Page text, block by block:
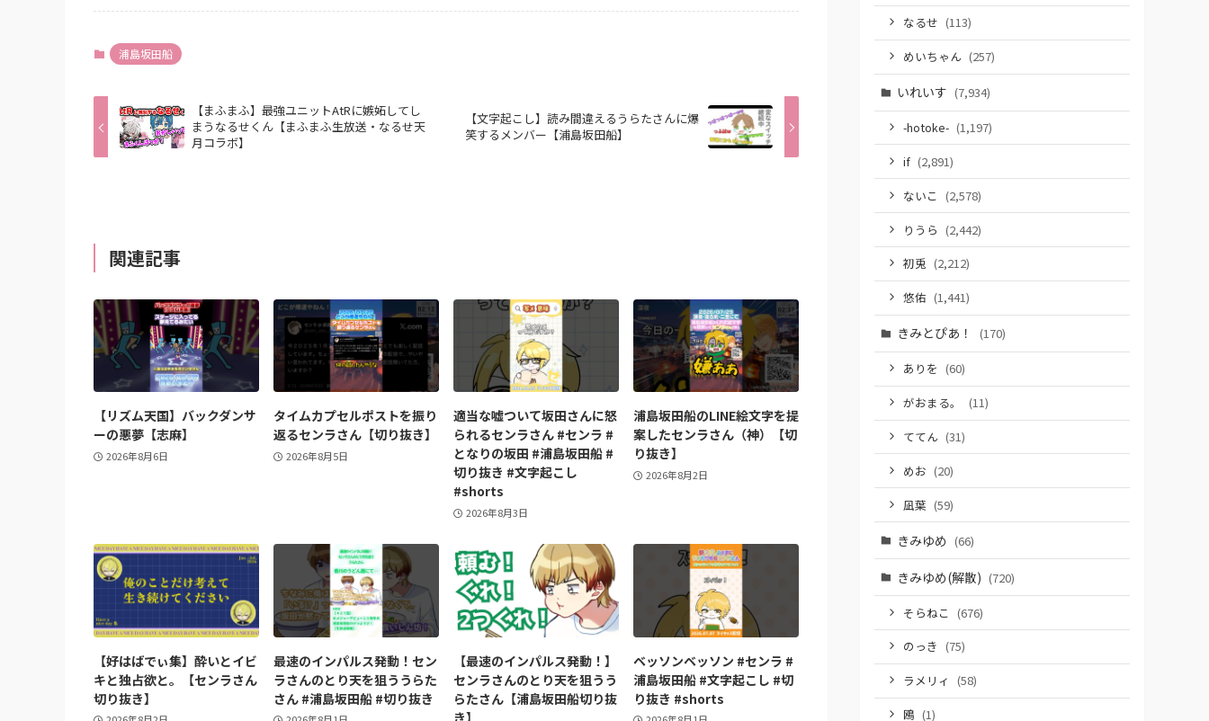
浦島坂田船
【まふまふ】最強ユニットAtRに嫉妬してし
まうなるせくん【まふまふ生放送・なるせ天
月コラボ】
【文字起こし】読み間違えるうらたさんに爆
笑するメンバー【浦島坂田船】
関連記事
【リズム天国】バックダンサ
ーの悪夢【志麻】
2026年8月6日
タイムカプセルポストを振り
返るセンラさん【切り抜き】
2026年8月5日
適当な嘘ついて坂田さんに怒
られるセンラさん #センラ #
となりの坂田 #浦島坂田船 #
切り抜き #文字起こし
#shorts
2026年8月3日
浦島坂田船のLINE絵文字を提
案したセンラさん（神）【切
り抜き】
2026年8月2日
【好はばでぃ集】酔いとイビ
キと独占欲と。【センラさん
切り抜き】
最速のインパルス発動！セン
ラさんのとり天を狙ううらた
さん #浦島坂田船 #切り抜き
【最速のインパルス発動！】
センラさんのとり天を狙うう
らたさん【浦島坂田船切り抜
き】
ベッソンベッソン #センラ #
浦島坂田船 #文字起こし #切
り抜き #shorts
なるせ (113)
めいちゃん (257)
いれいす (7,934)
-hotoke- (1,197)
if (2,891)
ないこ (2,578)
りうら (2,442)
初兎 (2,212)
悠佑 (1,441)
きみとぴあ！ (170)
ありを (60)
がおまる。
(11)
ててん (31)
めお (20)
凪葉 (59)
きみゆめ (66)
きみゆめ(解散) (720)
そらねこ (676)
のっき (75)
ラメリィ (58)
鴎 (1)